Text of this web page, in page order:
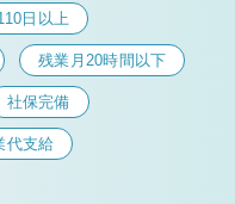
日以上
残業月20時間以下
社保完備
代支給